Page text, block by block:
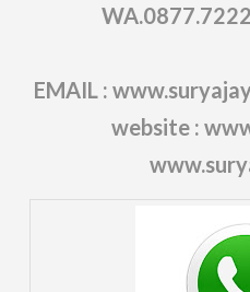
EMAIL :
website :